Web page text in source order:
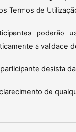
Termos de
poderão
a validade
desista
de